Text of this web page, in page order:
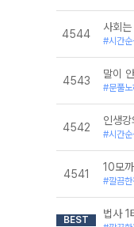
4544
사회
#시간
4543
말이
#문풀
4542
인생강
#시간
4541
10모
#깔끔
BEST 법사 1